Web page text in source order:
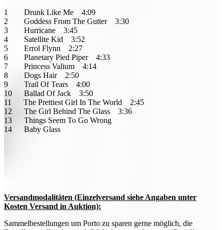
1 Drunk Like Me 4:09
2 Goddess From The Gutter 3:30
3 Hurricane 3:45
4 Satellite Kid 3:52
5 Errol Flynn 2:27
6 Planetary Pied Piper 4:33
7 Princess Valium 4:14
8 Dogs Hair 2:50
9 Trail Of Tears 4:00
10 Ballad Of Jack 3:50
11 The Prettiest Girl In The World 2:45
12 The Girl Behind The Glass 3:36
13 Things Seem To Go Wrong
14 Baby Glass
Versandmodalitäten (Einzelversand siehe Angaben unter
Kosten Versand in Auktion):
Sammelbestellungen um Porto zu sparen gerne möglich, die